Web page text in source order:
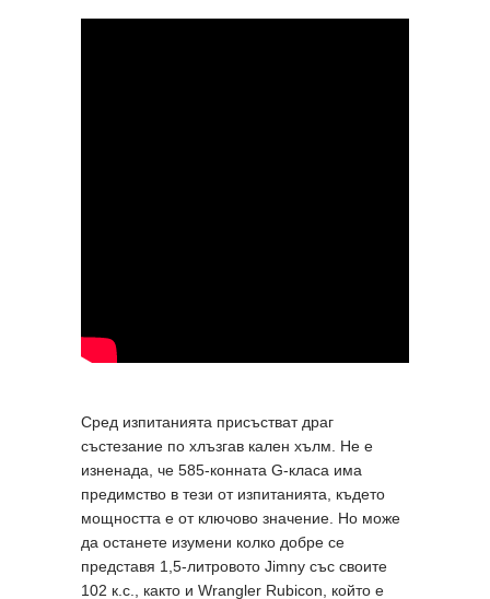
Сред изпитанията присъстват драг
състезание по хлъзгав кален хълм. Не е
изненада, че 585-конната G-класа има
предимство в тези от изпитанията, където
мощността е от ключово значение. Но може
да останете изумени колко добре се
представя 1,5-литровото Jimny със своите
102 к.с., както и Wrangler Rubicon, който е